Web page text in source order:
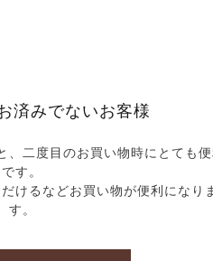
済みでないお客様
、二度目のお買い物時にとても便
です。
けるなどお買い物が便利になり
す。